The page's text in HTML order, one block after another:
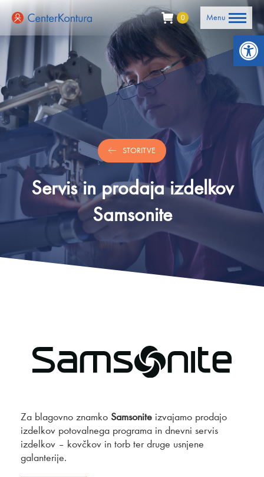
Menu
0
STORITVE
Servis in prodaja izdelkov
Samsonite
Za blagovno znamko Samsonite izvajamo prodajo
izdelkov potovalnega programa in dnevni servis
izdelkov – kovčkov in torb ter druge usnjene
galanterije.